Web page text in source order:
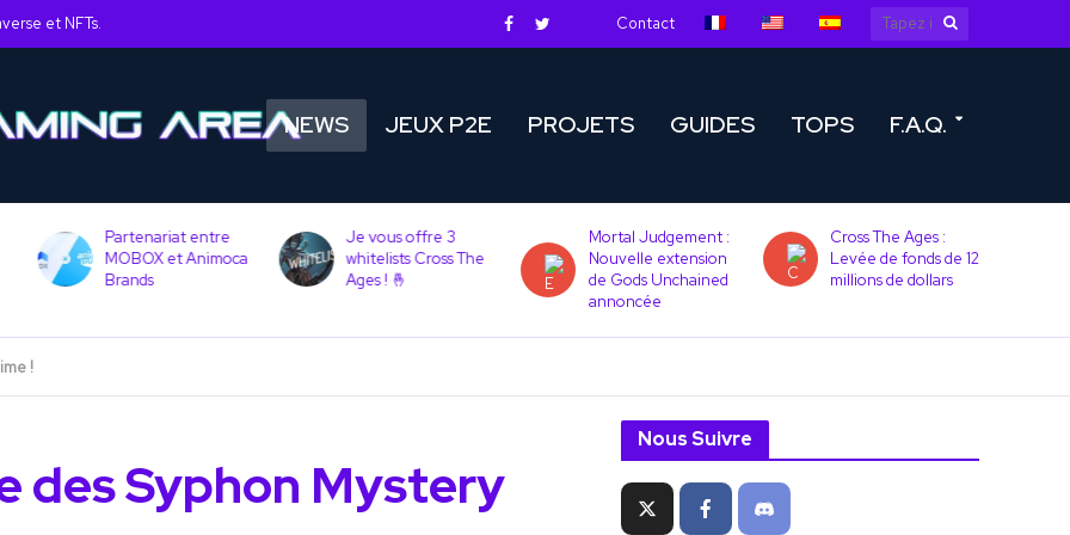
et NFTs. Contact
NEWS JEUX P2E PROJETS GUIDES TOPS F.A.Q.
Partenariat entre
MOBOX et Animoca
Brands
Je vous offre 3
whitelists Cross The
Ages ! 🤞
Mortal Judgement :
Nouvelle extension
de Gods Unchained
annoncée
Cross The Ages :
Levée de fonds de 12
millions de dollars
!
des Syphon Mystery
Nous Suivre